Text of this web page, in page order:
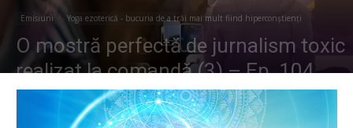
Emisiuni Yoga ezoterică - bucuria de a trăi mai mult fiind hiperconștienți
O mostră perfectă de jurnalism toxic
realizat la comandă (3) – Ep. 104